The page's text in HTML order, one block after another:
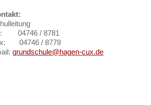
04746 / 8781
04746 / 8778
grundschule@hagen-cux.de